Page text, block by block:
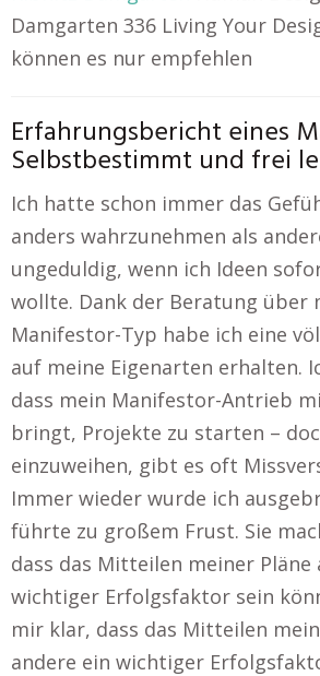
Damgarten 336 Living Your
können es nur empfehlen
Erfahrungsbericht eines
Selbstbestimmt und frei
Ich hatte schon immer das
anders wahrzunehmen als
ungeduldig, wenn ich Ideen
wollte. Dank der Beratung über
Manifestor-Typ habe ich eine
auf meine Eigenarten erhalten.
dass mein Manifestor-Antrieb
bringt, Projekte zu starten –
einzuweihen, gibt es oft
Immer wieder wurde ich
führte zu großem Frust. Sie
dass das Mitteilen meiner Pläne
wichtiger Erfolgsfaktor sein
mir klar, dass das Mitteilen
andere ein wichtiger